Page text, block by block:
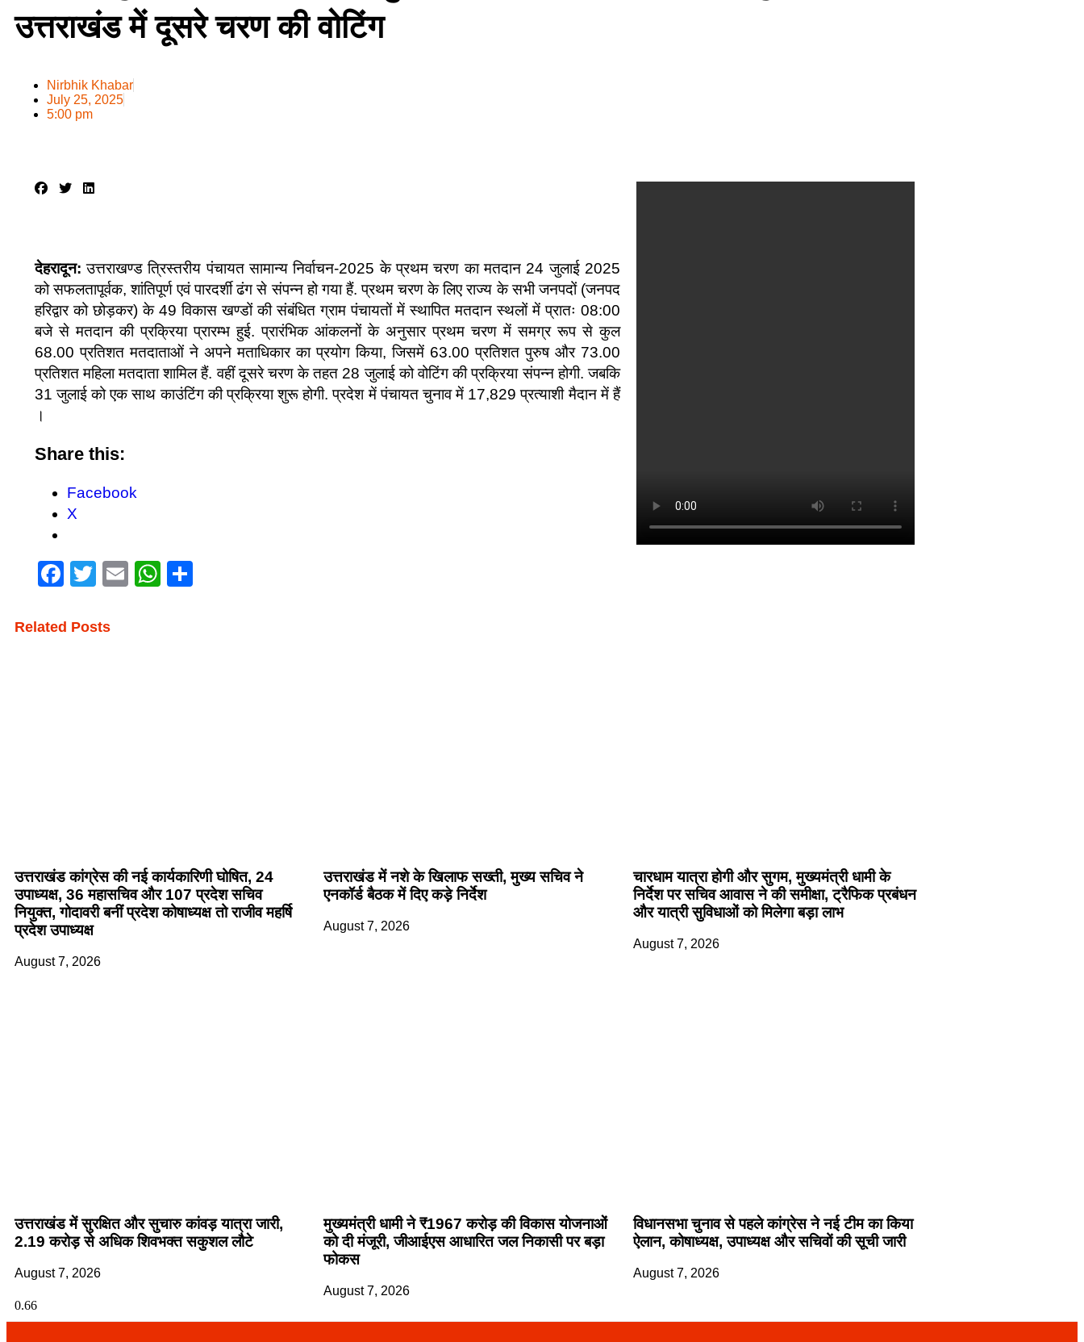
उत्तराखंड में दूसरे चरण की वोटिंग
Nirbhik Khabar
July 25, 2025
5:00 pm
देहरादून: उत्तराखण्ड त्रिस्तरीय पंचायत सामान्य निर्वाचन-2025 के प्रथम चरण का मतदान 24 जुलाई 2025
को सफलतापूर्वक, शांतिपूर्ण एवं पारदर्शी ढंग से संपन्न हो गया हैं. प्रथम चरण के लिए राज्य के सभी जनपदों (जनपद
हरिद्वार को छोड़कर) के 49 विकास खण्डों की संबंधित ग्राम पंचायतों में स्थापित मतदान स्थलों में प्रातः 08:00
बजे से मतदान की प्रक्रिया प्रारम्भ हुई. प्रारंभिक आंकलनों के अनुसार प्रथम चरण में समग्र रूप से कुल
68.00 प्रतिशत मतदाताओं ने अपने मताधिकार का प्रयोग किया, जिसमें 63.00 प्रतिशत पुरुष और 73.00
प्रतिशत महिला मतदाता शामिल हैं. वहीं दूसरे चरण के तहत 28 जुलाई को वोटिंग की प्रक्रिया संपन्न होगी. जबकि
31 जुलाई को एक साथ काउंटिंग की प्रक्रिया शुरू होगी. प्रदेश में पंचायत चुनाव में 17,829 प्रत्याशी मैदान में हैं
।
Share this:
Facebook
X
Facebook
TwitterEmailWhatsApp
Related Posts
उत्तराखंड कांग्रेस की नई कार्यकारिणी घोषित, 24
उपाध्यक्ष, 36 महासचिव और 107 प्रदेश सचिव
नियुक्त, गोदावरी बनीं प्रदेश कोषाध्यक्ष तो राजीव महर्षि
प्रदेश उपाध्यक्ष
August 7, 2026
उत्तराखंड में नशे के खिलाफ सख्ती, मुख्य सचिव ने
एनकॉर्ड बैठक में दिए कड़े निर्देश
August 7, 2026
चारधाम यात्रा होगी और सुगम, मुख्यमंत्री धामी के
निर्देश पर सचिव आवास ने की समीक्षा, ट्रैफिक प्रबंधन
और यात्री सुविधाओं को मिलेगा बड़ा लाभ
August 7, 2026
उत्तराखंड में सुरक्षित और सुचारु कांवड़ यात्रा जारी,
2.19 करोड़ से अधिक शिवभक्त सकुशल लौटे
August 7, 2026
मुख्यमंत्री धामी ने ₹1967 करोड़ की विकास योजनाओं
को दी मंजूरी, जीआईएस आधारित जल निकासी पर बड़ा
फोकस
August 7, 2026
विधानसभा चुनाव से पहले कांग्रेस ने नई टीम का किया
ऐलान, कोषाध्यक्ष, उपाध्यक्ष और सचिवों की सूची जारी
August 7, 2026